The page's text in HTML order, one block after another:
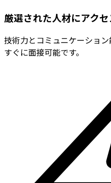
厳選された人材にアクセ
技術力とコミュニケーショ
すぐに面接可能です。